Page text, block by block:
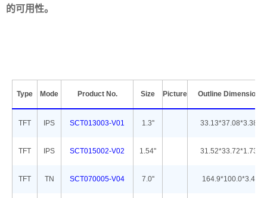
的可用性。
Type Mode Product No. Size Picture Outline Dimension
TFT IPS SCT013003-V01 1.3'' 33.13*37.08*3.38
TFT IPS SCT015002-V02 1.54'' 31.52*33.72*1.73
TFT TN SCT070005-V04 7.0'' 164.9*100.0*3.4